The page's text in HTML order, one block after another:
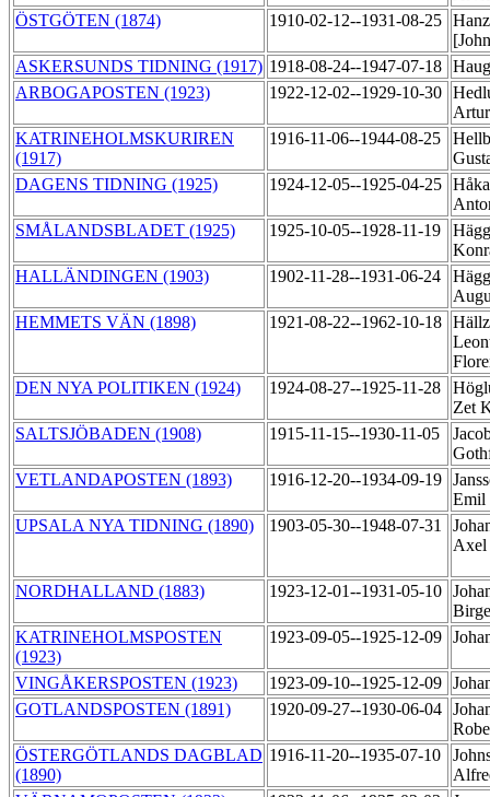
ÖSTGÖTEN (1874)
1910-02-12--1931-08-25
ASKERSUNDS TIDNING (1917) 1918-08-24--1947-07-18
ARBOGAPOSTEN (1923)
1922-12-02--1929-10-30
KATRINEHOLMSKURIREN
(1917)
1916-11-06--1944-08-25
DAGENS TIDNING (1925)
1924-12-05--1925-04-25
SMÅLANDSBLADET (1925)
1925-10-05--1928-11-19
HALLÄNDINGEN (1903)
1902-11-28--1931-06-24
HEMMETS VÄN (1898)
1921-08-22--1962-10-18
DEN NYA POLITIKEN (1924)
1924-08-27--1925-11-28
Zet
SALTSJÖBADEN (1908)
1915-11-15--1930-11-05
VETLANDAPOSTEN (1893)
1916-12-20--1934-09-19
Emil
UPSALA NYA TIDNING (1890)
1903-05-30--1948-07-31
Axel
NORDHALLAND (1883) 1923-12-01--1931-05-10
KATRINEHOLMSPOSTEN
(1923)
1923-09-05--1925-12-09
VINGÅKERSPOSTEN (1923) 1923-09-10--1925-12-09
GOTLANDSPOSTEN (1891)
1920-09-27--1930-06-04
ÖSTERGÖTLANDS DAGBLAD
(1890)
1916-11-20--1935-07-10